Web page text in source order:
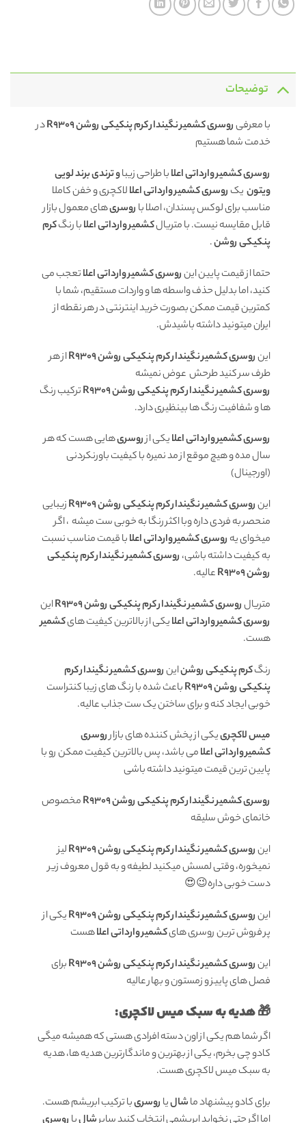
توضیحات
با معرفیروسری کشمیر نگیندار کرم پنکیکی روشن R9309
در
خدمت شما هستیم
روسری کشمیر وارداتی اعلابا طراحی زیباو ترندی برند لویی
ویتون یک روسری کشمیر وارداتی اعلالاکچری و خفن کاملا
مناسب برای لوکس پسندان، اصلا با روسریهای معمول بازار
قابل مقایسه نیست. با متریالکشمیر وارداتی اعلابا رنگکرم
پنکیکی روشن.
حتما از قیمت پایین اینروسری کشمیر وارداتی اعلاتعجب می
کنید، اما بدلیل حذف واسطه ها و واردات مستقیم، شما با
کمترین قیمت ممکن بصورت خرید اینترنتی در هر نقطه از
ایران میتونید داشته باشیدش.
اینروسری کشمیر نگیندار کرم پنکیکی روشن R9309
از هر
طرف سر کنید طرحش عوض نمیشه
روسری کشمیر نگیندار کرم پنکیکی روشن R9309
ترکیب رنگ
ها و شفافیت رنگ ها بینظیری دارد.
روسری کشمیر وارداتیاعلایکی ازروسریهایی هست که هر
سال مده و هیچ موقع از مد نمیره با کیفیت باورنکردنی
(اورجینال)
اینروسری کشمیر نگیندار کرم پنکیکی روشن R9309
زیبایی
منحصر به فردی داره وبا اکثر رنگا به خوبی ست میشه ، اگر
میخوای یه روسری کشمیر وارداتیاعلابا قیمت مناسب نسبت
به کیفیت داشته باشی، روسری کشمیر نگیندار کرم پنکیکی
روشن R9309
عالیه.
متریالروسری کشمیر نگیندار کرم پنکیکی روشن R9309
این
روسری کشمیر وارداتیاعلایکی از بالاترین کیفیت هایکشمیر
هست.
رنگکرم پنکیکی روشناینروسری کشمیر نگیندار کرم
پنکیکی روشن R9309
باعث شده با رنگ های زیبا کنتراست
خوبی ایجاد کنه و برای ساختن یک ست جذاب عالیه.
میس لاکچرییکی از پخش کننده های بازارروسری
کشمیر وارداتیاعلامی باشد، پس بالاترین کیفیت ممکن رو با
پایین ترین قیمت میتونید داشته باشی
روسری کشمیر نگیندار کرم پنکیکی روشن R9309
مخصوص
خانمای خوش سلیقه
اینروسری کشمیر نگیندار کرم پنکیکی روشن R9309
لیز
نمیخوره، وقتی لمسش میکنید لطیفه و به قول معروف زیر
دست خوبی داره😉😍
اینروسری کشمیر نگیندار کرم پنکیکی روشن R9309
یکی از
پر فروش ترین روسری هایکشمیر وارداتی اعلاهست
اینروسری کشمیر نگیندار کرم پنکیکی روشن R9309
برای
فصل های پاییز و زمستون و بهار عالیه
🎁هدیه به سبک میس لاکچری:
اگر شما هم یکی از اون دسته افرادی هستی که همیشه میگی
کادو چی بخرم، یکی از بهترین و ماندگارترین هدیه ها، هدیه
به سبک میس لاکچری هست.
برای کادو پیشنهاد ماشالیا روسریبا ترکیب ابریشم هست.